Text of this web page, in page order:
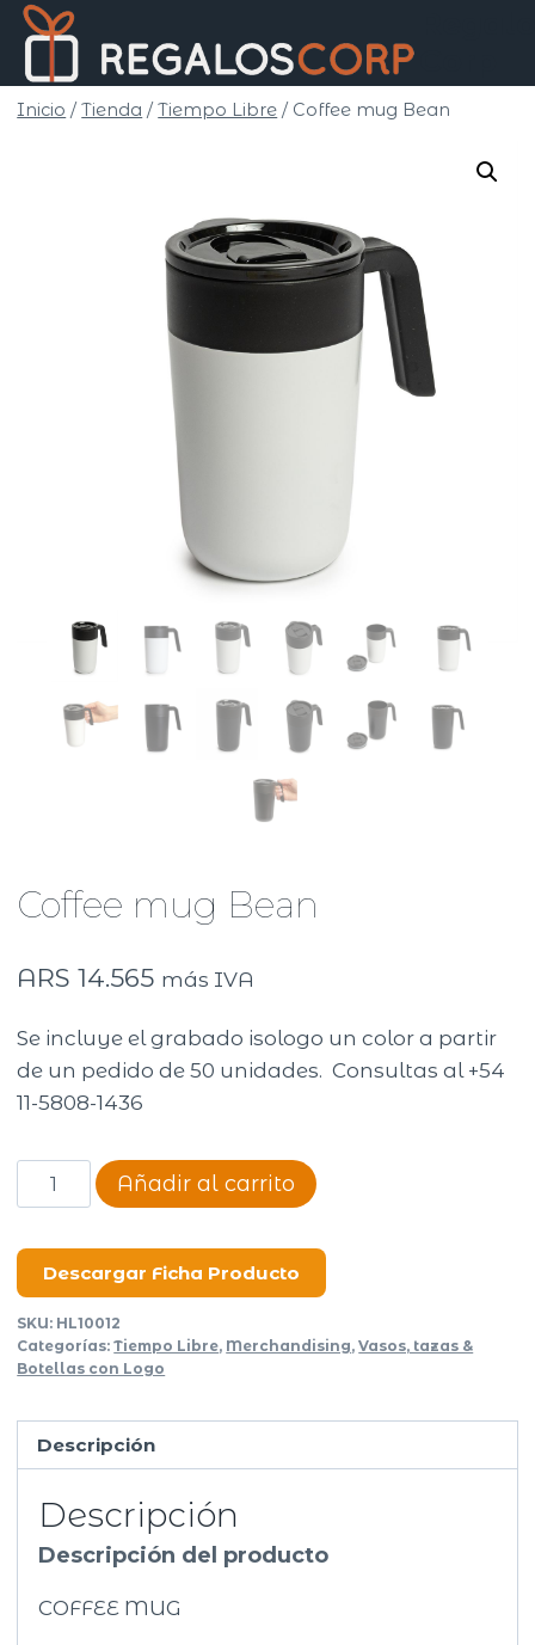
Saltar
contenido
Inicio / Tienda / Tiempo Libre / Coffee mug Bean
Coffee mug Bean
ARS 14.565 más IVA
Se incluye el grabado isologo un color a partir
de un pedido de 50 unidades. Consultas al +54
11-5808-1436
Coffee
mug
cantidad
Añadir al carrito
Descargar Ficha Producto
SKU: HL10012
Categorías:Tiempo Libre, Merchandising,Vasos, tazas &
Botellas con Logo
Descripción
Descripción
Descripción del producto
COFFEE MUG